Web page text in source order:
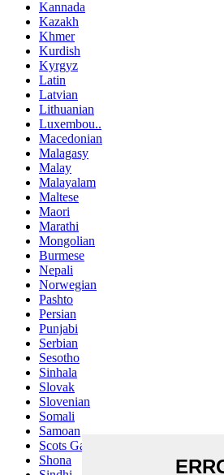
Kannada
Kazakh
Khmer
Kurdish
Kyrgyz
Latin
Latvian
Lithuanian
Luxembou..
Macedonian
Malagasy
Malay
Malayalam
Maltese
Maori
Marathi
Mongolian
Burmese
Nepali
Norwegian
Pashto
Persian
Punjabi
Serbian
Sesotho
Sinhala
Slovak
Slovenian
Somali
Samoan
Scots Gaelic
Shona